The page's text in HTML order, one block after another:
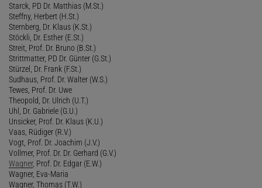
Starck, PD Dr. Matthias (M.St.)
Steffny, Herbert (H.St.)
Sternberg, Dr. Klaus (K.St.)
Stöckli, Dr. Esther (E.St.)
Streit, Prof. Dr. Bruno (B.St.)
Strittmatter, PD Dr. Günter (G.St.)
Stürzel, Dr. Frank (F.St.)
Sudhaus, Prof. Dr. Walter (W.S.)
Tewes, Prof. Dr. Uwe
Theopold, Dr. Ulrich (U.T.)
Uhl, Dr. Gabriele (G.U.)
Unsicker, Prof. Dr. Klaus (K.U.)
Vaas, Rüdiger (R.V.)
Vogt, Prof. Dr. Joachim (J.V.)
Vollmer, Prof. Dr. Dr. Gerhard (G.V.)
Wagner, Prof. Dr. Edgar (E.W.)
Wagner, Eva-Maria
Wagner, Thomas (T.W.)